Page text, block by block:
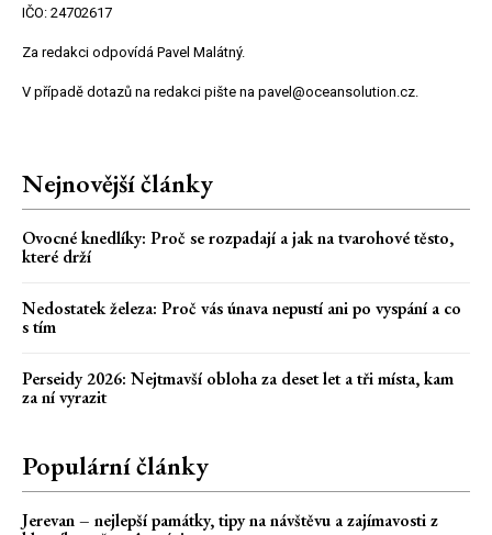
IČO: 24702617
Za redakci odpovídá Pavel Malátný.
V případě dotazů na redakci pište na pavel@oceansolution.cz.
Nejnovější články
Ovocné knedlíky: Proč se rozpadají a jak na tvarohové těsto,
které drží
Nedostatek železa: Proč vás únava nepustí ani po vyspání a co
s tím
Perseidy 2026: Nejtmavší obloha za deset let a tři místa, kam
za ní vyrazit
Populární články
Jerevan – nejlepší památky, tipy na návštěvu a zajímavosti z